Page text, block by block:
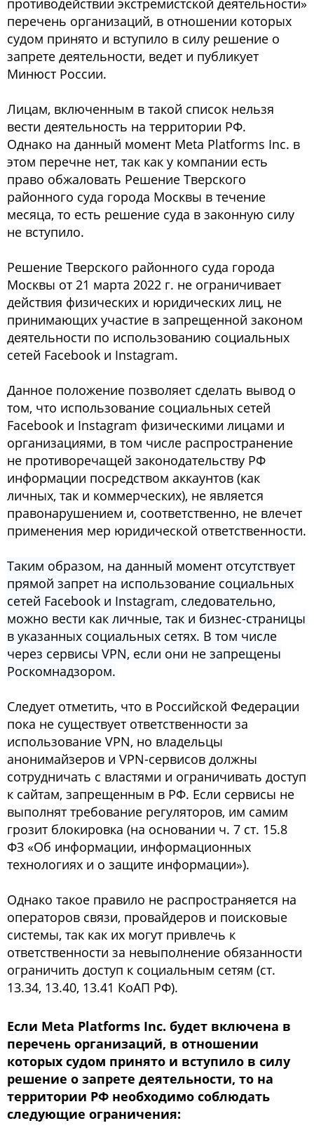
противодействии экстремистской деятельности»
перечень организаций, в отношении которых
судом принято и вступило в силу решение о
запрете деятельности, ведет и публикует
Минюст России.
Лицам, включенным в такой список нельзя
вести деятельность на территории РФ.
Однако на данный момент Meta Platforms Inc. в
этом перечне нет, так как у компании есть
право обжаловать Решение Тверского
районного суда города Москвы в течение
месяца, то есть решение суда в законную силу
не вступило.
Решение Тверского районного суда города
Москвы от 21 марта 2022 г. не ограничивает
действия физических и юридических лиц, не
принимающих участие в запрещенной законом
деятельности по использованию социальных
сетей Facebook и Instagram.
Данное положение позволяет сделать вывод о
том, что использование социальных сетей
Facebook и Instagram физическими лицами и
организациями, в том числе распространение
не противоречащей законодательству РФ
информации посредством аккаунтов (как
личных, так и коммерческих), не является
правонарушением и, соответственно, не влечет
применения мер юридической ответственности.
Таким образом, на данный момент отсутствует
прямой запрет на использование социальных
сетей Facebook и Instagram, следовательно,
можно вести как личные, так и бизнес-страницы
в указанных социальных сетях. В том числе
через сервисы VPN, если они не запрещены
Роскомнадзором.
Следует отметить, что в Российской Федерации
пока не существует ответственности за
использование VPN, но владельцы
анонимайзеров и VPN-сервисов должны
сотрудничать с властями и ограничивать доступ
к сайтам, запрещенным в РФ. Если сервисы не
выполнят требование регуляторов, им самим
грозит блокировка (на основании ч. 7 ст. 15.8
ФЗ «Об информации, информационных
технологиях и о защите информации»).
Однако такое правило не распространяется на
операторов связи, провайдеров и поисковые
системы, так как их могут привлечь к
ответственности за невыполнение обязанности
ограничить доступ к социальным сетям (ст.
13.34, 13.40, 13.41 КоАП РФ).
Если Meta Platforms Inc. будет включена в
перечень организаций, в отношении
которых судом принято и вступило в силу
решение о запрете деятельности, то на
территории РФ необходимо соблюдать
следующие ограничения: